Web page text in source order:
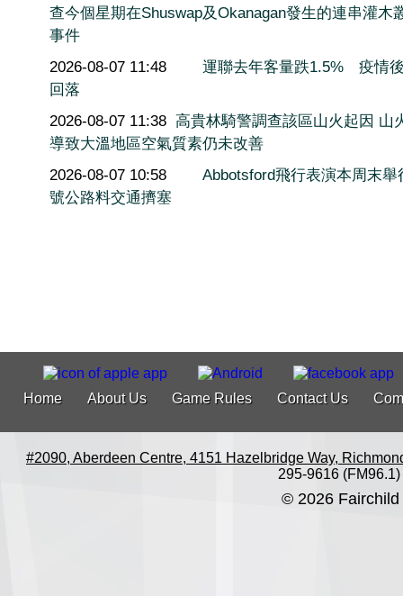
查今個星期在Shuswap及Okanagan發生的連串灌木
事件
2026-08-07 11:48
運聯去年客量跌1.5% 疫情
回落
2026-08-07 11:38 高貴林騎警調查該區山火起因 山
導致大溫地區空氣質素仍未改善
2026-08-07 10:58
Abbotsford飛行表演本周末
號公路料交通擠塞
Home About Us Game Rules Contact Us
#2090, Aberdeen Centre, 4151 Hazelbridge Way,
295-9616 (FM96.1)
© 2026 Fairchild